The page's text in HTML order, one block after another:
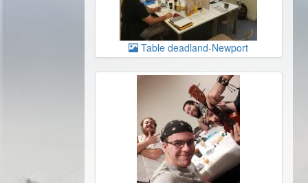
Table deadland-Newport